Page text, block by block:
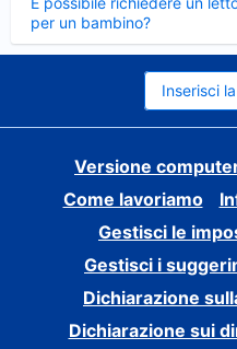
per un bambino?
chiuso
Inserisci
Versione
Come lavoriamo
Gestisci le
Gestisci i
Dichiarazione
Dichiarazione sui